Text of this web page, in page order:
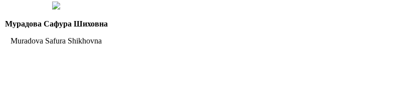
Мурадова Сафура Шиховна
Muradova Safura Shikhovna